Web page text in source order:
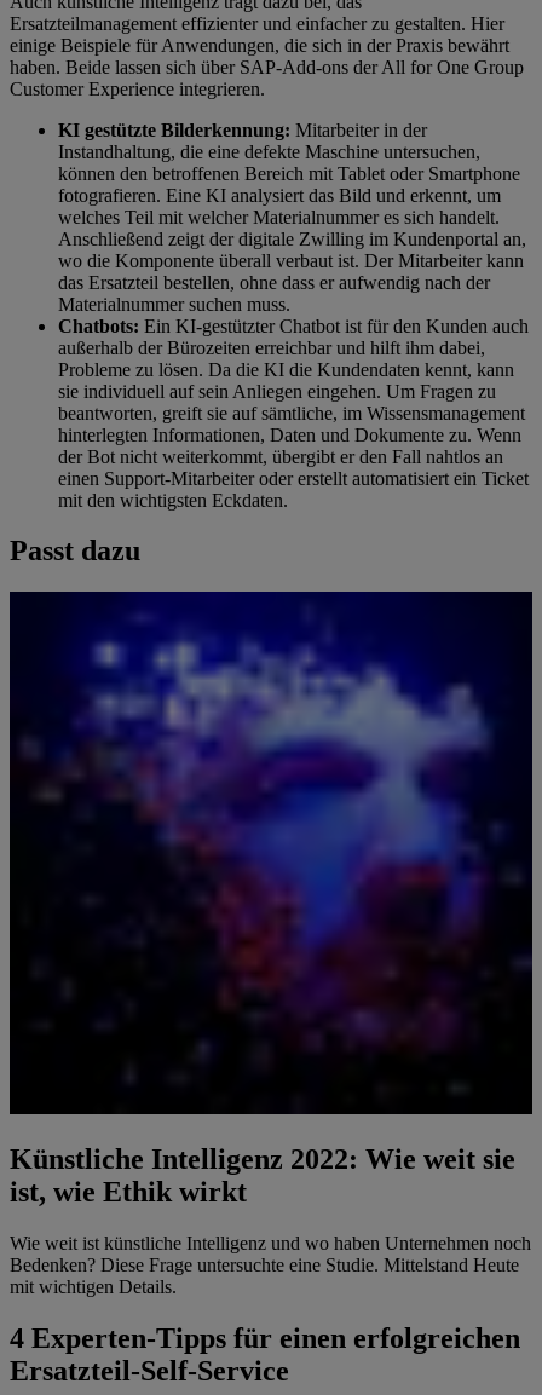
Ersatzteilmanagement effizienter und einfacher zu gestalten. Hier
einige Beispiele für Anwendungen, die sich in der Praxis bewährt
haben. Beide lassen sich über SAP-Add-ons der All for One Group
Customer Experience integrieren.
KI gestützte Bilderkennung: Mitarbeiter in der
Instandhaltung, die eine defekte Maschine untersuchen,
können den betroffenen Bereich mit Tablet oder Smartphone
fotografieren. Eine KI analysiert das Bild und erkennt, um
welches Teil mit welcher Materialnummer es sich handelt.
Anschließend zeigt der digitale Zwilling im Kundenportal an,
wo die Komponente überall verbaut ist. Der Mitarbeiter kann
das Ersatzteil bestellen, ohne dass er aufwendig nach der
Materialnummer suchen muss.
Chatbots: Ein KI-gestützter Chatbot ist für den Kunden auch
außerhalb der Bürozeiten erreichbar und hilft ihm dabei,
Probleme zu lösen. Da die KI die Kundendaten kennt, kann
sie individuell auf sein Anliegen eingehen. Um Fragen zu
beantworten, greift sie auf sämtliche, im Wissensmanagement
hinterlegten Informationen, Daten und Dokumente zu. Wenn
der Bot nicht weiterkommt, übergibt er den Fall nahtlos an
einen Support-Mitarbeiter oder erstellt automatisiert ein Ticket
mit den wichtigsten Eckdaten.
Passt dazu
Künstliche Intelligenz 2022: Wie weit sie
ist, wie Ethik wirkt
Wie weit ist künstliche Intelligenz und wo haben Unternehmen noch
Bedenken? Diese Frage untersuchte eine Studie. Mittelstand Heute
mit wichtigen Details.
4 Experten-Tipps für einen erfolgreichen
Ersatzteil-Self-Service